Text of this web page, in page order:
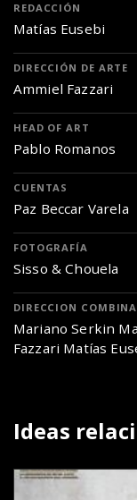
REDACCIÓN
Matías Eusebi
DIRECCIÓN DE ARTE
Ammiel Fazzari
HEAD OF ART
Pablo Romanos
CUENTAS
Paz Beccar Varela
FOTOGRAFÍA
Sisso & Chouela
DIRECCION
Mariano Serkin
Fazzari Matías
Ideas